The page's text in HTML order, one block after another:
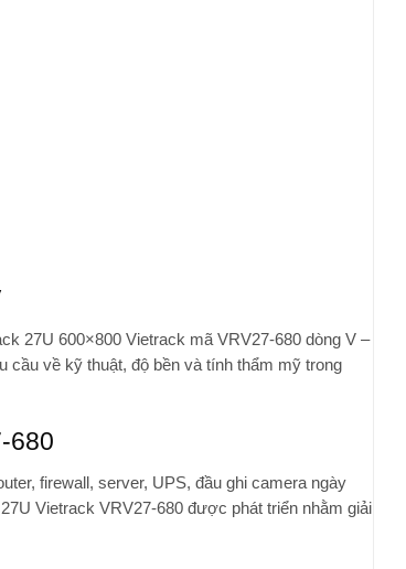
27U 600×800 Vietrack mã VRV27-680 dòng V –
cầu về kỹ thuật, độ bền và tính thẩm mỹ trong
680
firewall, server, UPS, đầu ghi camera ngày
Vietrack VRV27-680 được phát triển nhằm giải